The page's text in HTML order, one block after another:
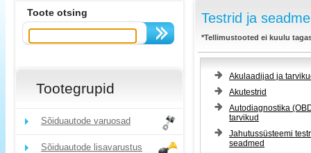
Toote otsing
Tootegrupid
Sõiduautode varuosad
Sõiduautode lisavarustus
Testrid ja
*Tellimustooted ei kuulu
Akulaadijad ja
Akutestrid
Autodiagnostika
tarvikud
Jahutussüsteemi
seadmed